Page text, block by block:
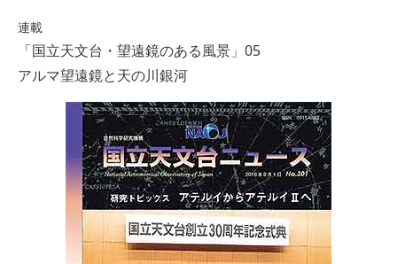
連載
「国立天文台・望遠鏡のある風景」05
アルマ望遠鏡と天の川銀河